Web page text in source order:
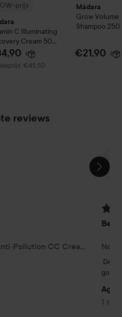
prijs
C Illuminating
Cream 50
€45,50
prijs €45,50
Mádara
GrowVolume
Shampoo 250
€21,90
reviews
CityCC Hyaluronic Anti-Pollution CC Cream SPF 15 Light
De
1